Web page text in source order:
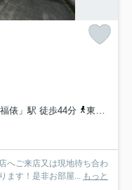
俵」駅 徒歩44分 東金線「求名」駅 徒歩49分
へご来店又は現地待ち合わ
ます！是非お部屋... もっと